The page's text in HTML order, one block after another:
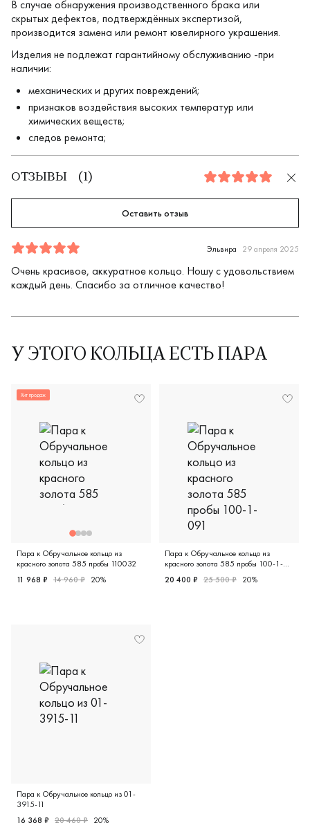
В случае обнаружения производственного брака или
скрытых дефектов, подтверждённых экспертизой,
производится замена или ремонт ювелирного украшения.
Изделия не подлежат гарантийному обслуживанию -при
наличии:
механических и других повреждений;
признаков воздействия высоких температур или
химических веществ;
следов ремонта;
ОТЗЫВЫ ( 1) 5.0
Оставить отзыв
Отзыв
1
5.0
5 Эльвира 29 апреля 2025
Очень красивое, аккуратное кольцо. Ношу с удовольствием
каждый день. Спасибо за отличное качество!
У ЭТОГО КОЛЬЦА ЕСТЬ ПАРА
Хит продаж
Пара к Обручальное кольцо из
красного золота 585 пробы 110032
11 968 ₽ 14 960 ₽ 20%
Пара к Обручальное кольцо из
красного золота 585 пробы 100-1-
20 400 ₽ 25 500 ₽ 20%
Пара к Обручальное кольцо из 01-
3915-11
16 368 ₽ 20 460 ₽ 20%